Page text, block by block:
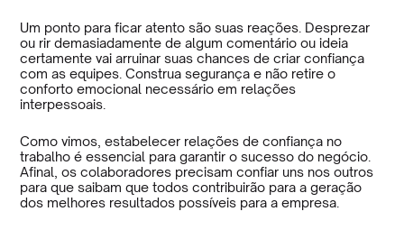
Um ponto para ficar atento são suas reações. Desprezar
ou rir demasiadamente de algum comentário ou ideia
certamente vai arruinar suas chances de criar confiança
com as equipes. Construa segurança e não retire o
conforto emocional necessário em relações
interpessoais.
Como vimos, estabelecer relações de confiança no
trabalho é essencial para garantir o sucesso do negócio.
Afinal, os colaboradores precisam confiar uns nos outros
para que saibam que todos contribuirão para a geração
dos melhores resultados possíveis para a empresa.